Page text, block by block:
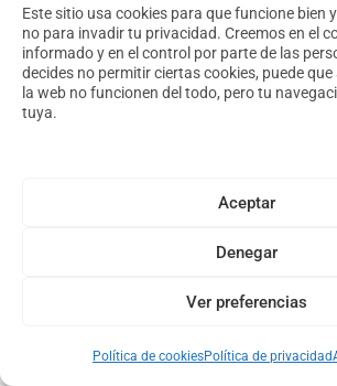
Este sitio usa cookies para que funcione bien
no para invadir tu privacidad. Creemos en el
informado y en el control por parte de las
decides no permitir ciertas cookies, puede
la web no funcionen del todo, pero tu
tuya.
Aceptar
Denegar
Ver preferencias
Política de cookiesPolítica de privacidad
Copyright © 2026 · Espacio Tangente · Diseño web